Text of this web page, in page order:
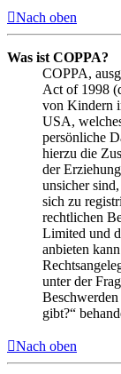
Nach oben
Was ist COPPA?
COPPA,
Act of 1998
von Kindern
USA,
persönliche
hierzu die
der
unsicher
sich zu
rechtlichen
Limited und
anbieten
unter der
gibt?“
Nach oben